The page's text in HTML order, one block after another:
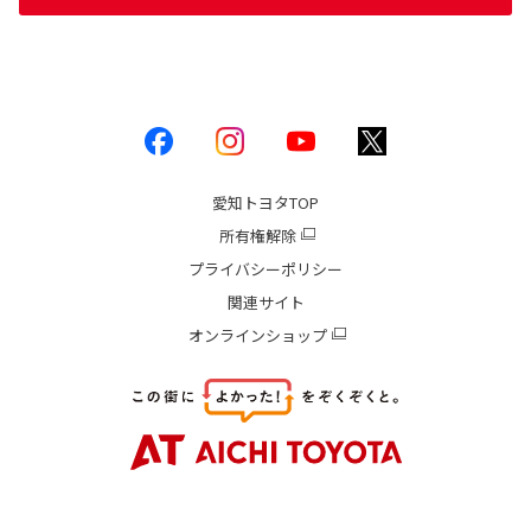
愛知トヨタTOP
所有権解除
プライバシーポリシー
関連サイト
オンラインショップ